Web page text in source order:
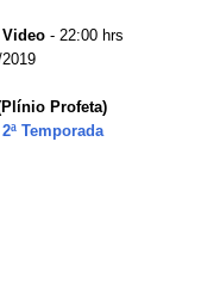
- 22:00 hrs
Profeta)
Temporada